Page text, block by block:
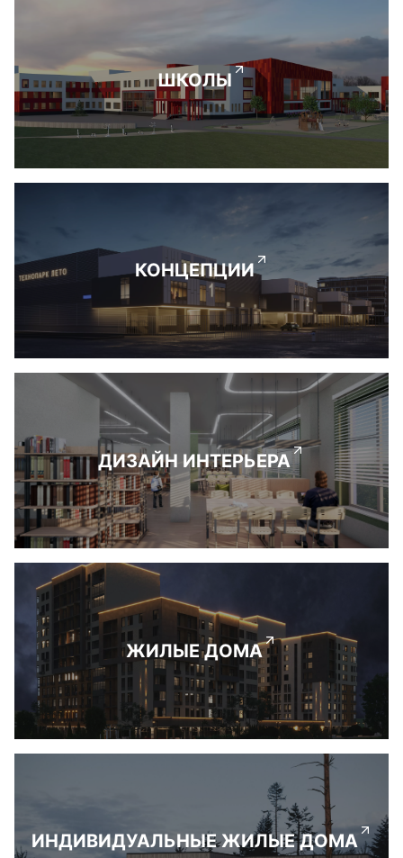
ШКОЛЫ
КОНЦЕПЦИИ
ДИЗАЙН ИНТЕРЬЕРА
ЖИЛЫЕ ДОМА
ИНДИВИДУАЛЬНЫЕ ЖИЛЫЕ ДОМА